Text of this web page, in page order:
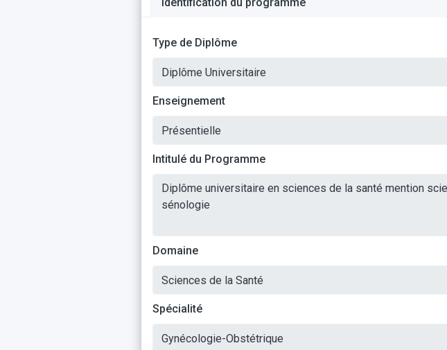
Type de Diplôme
Enseignement
Intitulé du Programme
Domaine
Spécialité